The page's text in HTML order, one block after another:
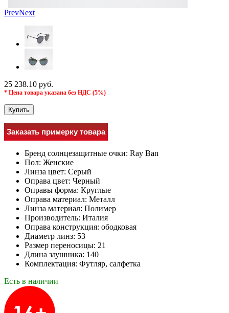
PrevNext
25 238.10 руб.
* Цена товара указана без НДС (5%)
Купить
Заказать примерку товара
Бренд солнцезащитные очки: Ray Ban
Пол: Женские
Линза цвет: Серый
Оправа цвет: Черный
Оправы форма: Круглые
Оправа материал: Металл
Линза материал: Полимер
Производитель: Италия
Оправа конструкция: ободковая
Диаметр линз: 53
Размер переносицы: 21
Длина заушника: 140
Комплектация: Футляр, салфетка
Есть в наличии